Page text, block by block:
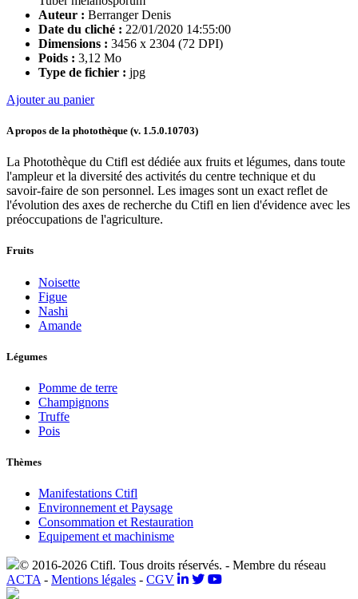
Auteur : Berranger Denis
Date du cliché : 22/01/2020 14:55:00
Dimensions : 3456 x 2304 (72 DPI)
Poids : 3,12 Mo
Type de fichier : jpg
Ajouter au panier
A propos de la photothèque (v. 1.5.0.10703)
La Photothèque du Ctifl est dédiée aux fruits et légumes, dans toute
l'ampleur et la diversité des activités du centre technique et du
savoir-faire de son personnel. Les images sont un exact reflet de
l'évolution des axes de recherche du Ctifl en lien d'évidence avec les
préoccupations de l'agriculture.
Fruits
Noisette
Figue
Nashi
Amande
Légumes
Pomme de terre
Champignons
Truffe
Pois
Thèmes
Manifestations Ctifl
Environnement et Paysage
Consommation et Restauration
Equipement et machinisme
© 2016-2026 Ctifl. Tous droits réservés. - Membre du réseau
ACTA - Mentions légales - CGV